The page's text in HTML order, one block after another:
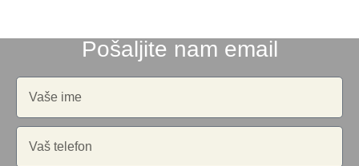
Pošaljite nam email